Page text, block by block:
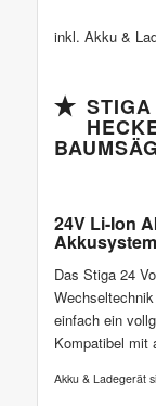
inkl. Akku &
24V Li-Ion
Akkusystem
Das Stiga 24
einfach ein
Kompatibel mit
Akku & Ladegerät